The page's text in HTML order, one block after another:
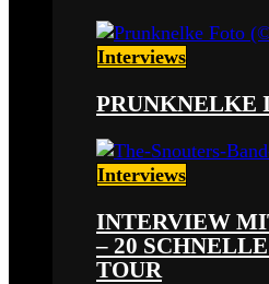
Interviews
PRUNKNELKE
Interviews
INTERVIEW
– 20
TOUR